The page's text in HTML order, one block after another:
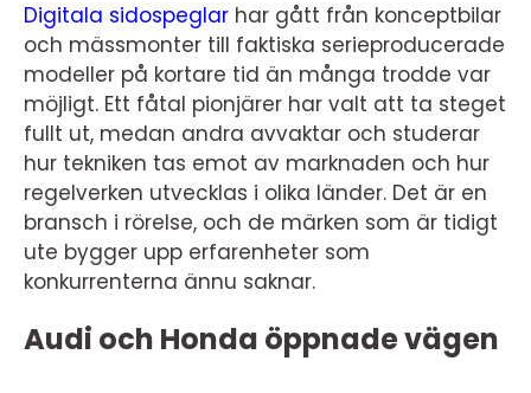
Digitala sidospeglar har gått från konceptbilar
och mässmonter till faktiska serieproducerade
modeller på kortare tid än många trodde var
möjligt. Ett fåtal pionjärer har valt att ta steget
fullt ut, medan andra avvaktar och studerar
hur tekniken tas emot av marknaden och hur
regelverken utvecklas i olika länder. Det är en
bransch i rörelse, och de märken som är tidigt
ute bygger upp erfarenheter som
konkurrenterna ännu saknar.
Audi och Honda öppnade vägen